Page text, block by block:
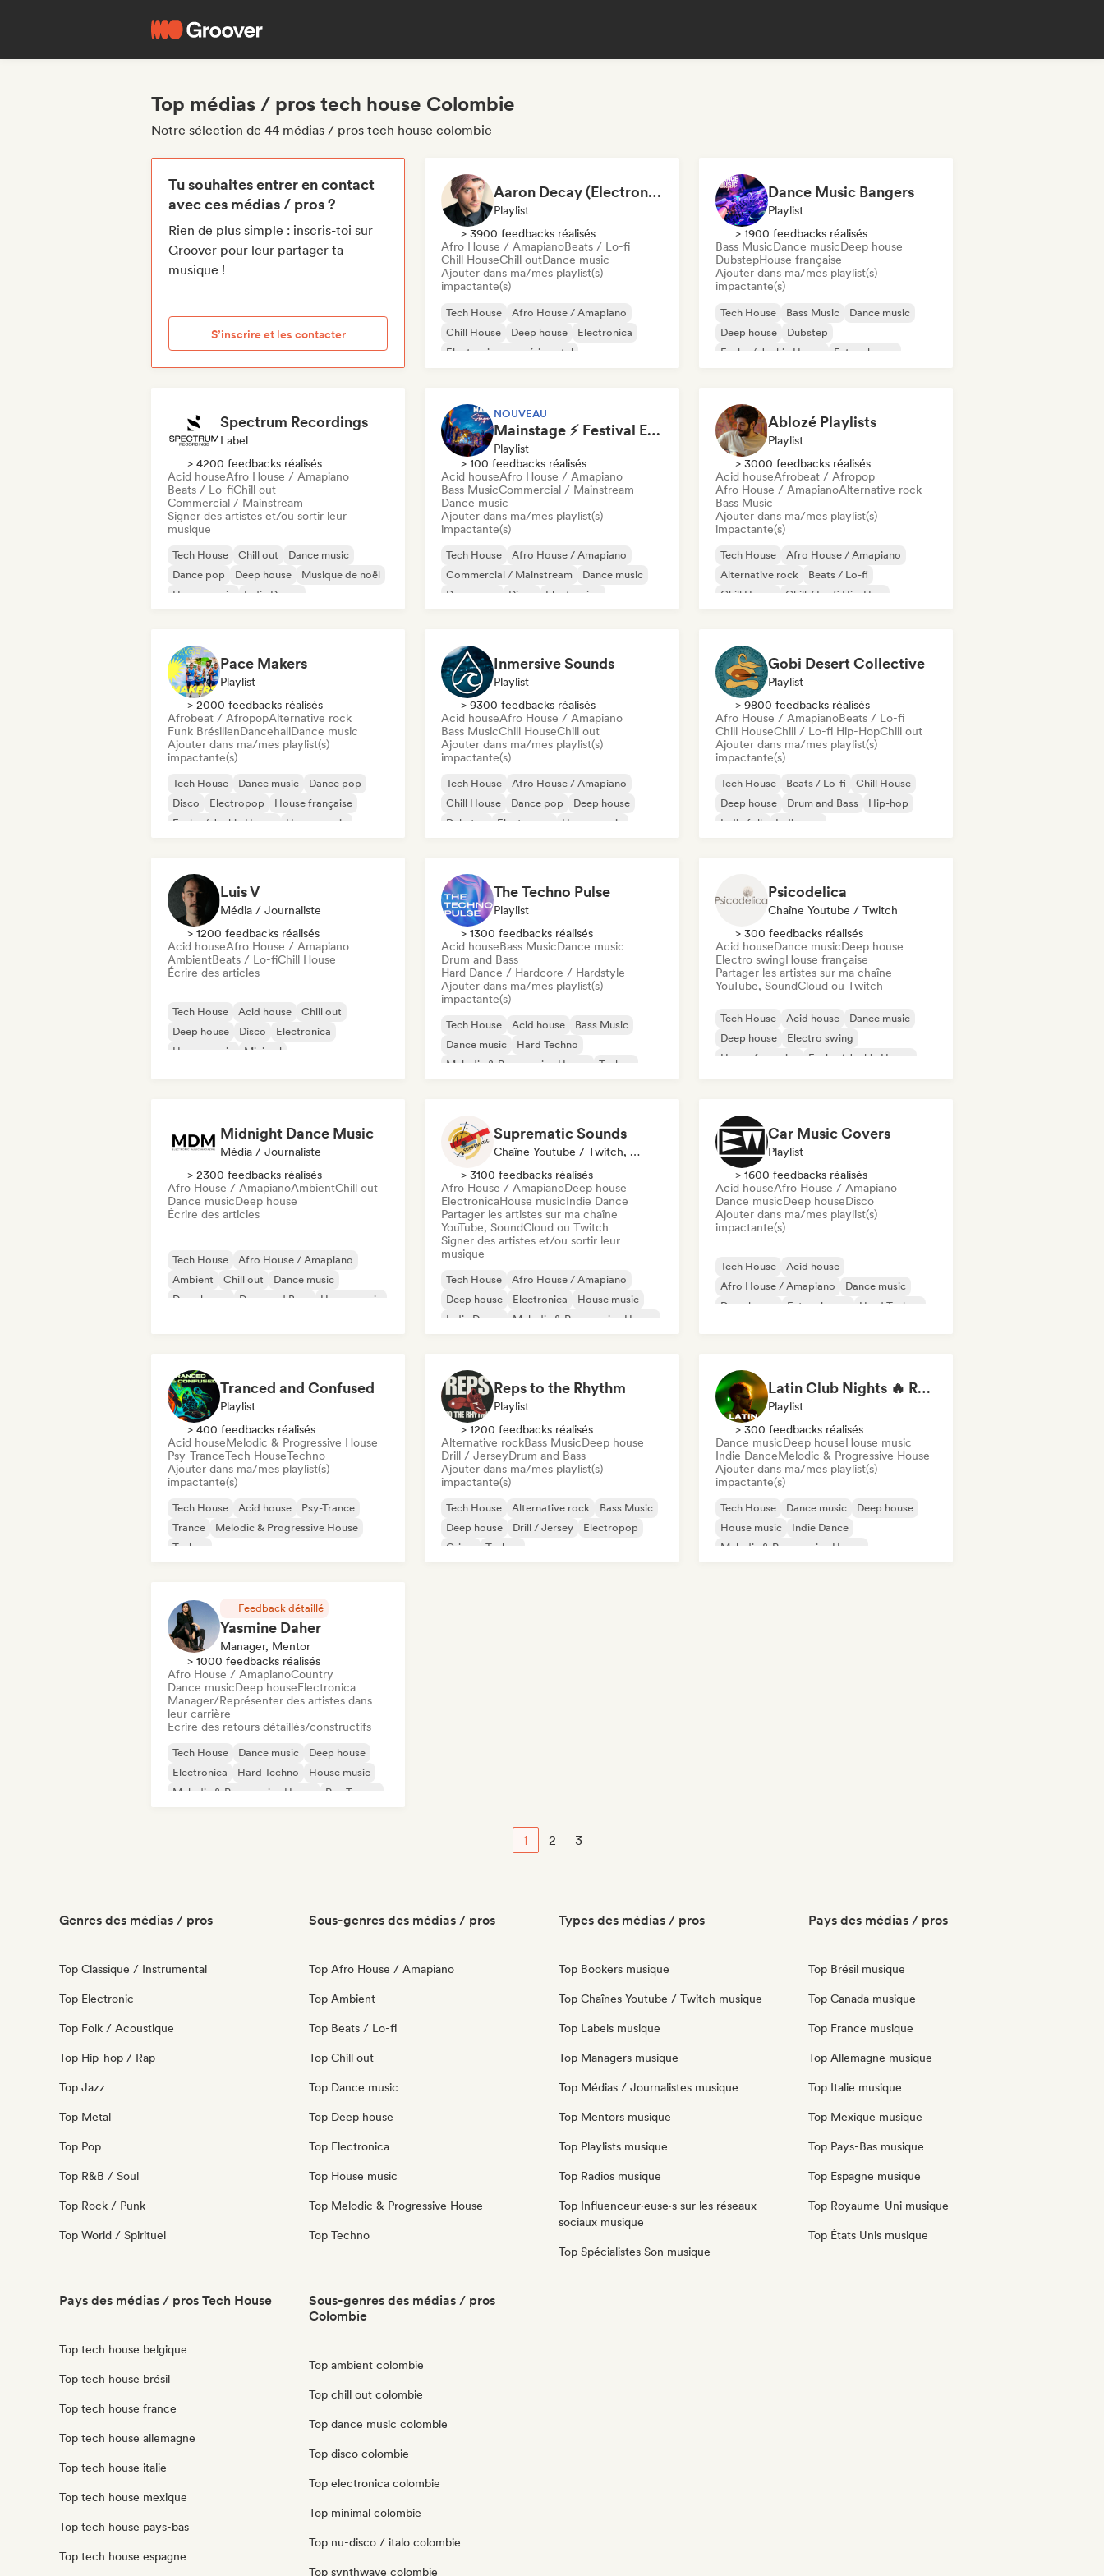
Top médias / pros tech house Colombie
Notre sélection de 44 médias / pros tech house colombie
Tu souhaites entrer en contact
avec ces médias / pros ?
Rien de plus simple : inscris-toi sur
Groover pour leur partager ta
musique !
S’inscrire et les contacter
Aaron Decay (Electronic Dream & Chill Electronic Dream playlists)
Playlist
> 3900 feedbacks réalisés
Afro House / AmapianoBeats / Lo-fi
Chill HouseChill outDance music
Ajouter dans ma/mes playlist(s)
impactante(s)
Tech House
Afro House / Amapiano
Chill House
Deep house
Electronica
Electronique expérimental
Dance Music Bangers
Playlist
> 1900 feedbacks réalisés
Bass MusicDance musicDeep house
DubstepHouse française
Ajouter dans ma/mes playlist(s)
impactante(s)
Tech House Bass Music
Dance music
Deep house
Dubstep
Funky / Jackin House
Future house
Spectrum Recordings
Label
> 4200 feedbacks réalisés
Acid houseAfro House / Amapiano
Beats / Lo-fiChill out
Commercial / Mainstream
Signer des artistes et/ou sortir leur
musique
Tech House Chill out
Dance music
Dance pop
Deep house
Musique de noël
House music
Indie Dance
NOUVEAU
Mainstage ⚡ Festival EDM, Big Room & House Anthems
Playlist
> 100 feedbacks réalisés
Acid houseAfro House / Amapiano
Bass MusicCommercial / Mainstream
Dance music
Ajouter dans ma/mes playlist(s)
impactante(s)
Tech House
Afro House / Amapiano
Commercial / Mainstream
Dance music
Dance pop
Disco
Electronica
Ablozé Playlists
Playlist
> 3000 feedbacks réalisés
Acid houseAfrobeat / Afropop
Afro House / AmapianoAlternative rock
Bass Music
Ajouter dans ma/mes playlist(s)
impactante(s)
Tech House
Afro House / Amapiano
Alternative rock
Beats / Lo-fi
Chill House
Chill / Lo-fi Hip-Hop
Pace Makers
Playlist
> 2000 feedbacks réalisés
Afrobeat / AfropopAlternative rock
Funk BrésilienDancehallDance music
Ajouter dans ma/mes playlist(s)
impactante(s)
Tech House Dance music
Dance pop
Disco
Electropop
House française
Funky / Jackin House
House music
Inmersive Sounds
Playlist
> 9300 feedbacks réalisés
Acid houseAfro House / Amapiano
Bass MusicChill HouseChill out
Ajouter dans ma/mes playlist(s)
impactante(s)
Tech House
Afro House / Amapiano
Chill House
Dance pop
Deep house
Dubstep
Electropop House music
Gobi Desert Collective
Playlist
> 9800 feedbacks réalisés
Afro House / AmapianoBeats / Lo-fi
Chill HouseChill / Lo-fi Hip-HopChill out
Ajouter dans ma/mes playlist(s)
impactante(s)
Tech House Beats / Lo-fi
Chill House
Deep house
Drum and Bass
Hip-hop
Indie folk
Indie pop
Luis V
Média / Journaliste
> 1200 feedbacks réalisés
Acid houseAfro House / Amapiano
AmbientBeats / Lo-fiChill House
Écrire des articles
Tech House Acid house
Chill out
Deep house
Disco
Electronica
House music
Minimal
The Techno Pulse
Playlist
> 1300 feedbacks réalisés
Acid houseBass MusicDance music
Drum and Bass
Hard Dance / Hardcore / Hardstyle
Ajouter dans ma/mes playlist(s)
impactante(s)
Tech House Acid house
Bass Music
Dance music
Hard Techno
Melodic & Progressive House
Techno
Psicodelica
Chaîne Youtube / Twitch
> 300 feedbacks réalisés
Acid houseDance musicDeep house
Electro swingHouse française
Partager les artistes sur ma chaîne
YouTube, SoundCloud ou Twitch
Tech House Acid house
Dance music
Deep house
Electro swing
House française
Funky / Jackin House
Midnight Dance Music
Média / Journaliste
> 2300 feedbacks réalisés
Afro House / AmapianoAmbientChill out
Dance musicDeep house
Écrire des articles
Tech House
Afro House / Amapiano
Ambient
Chill out
Dance music
Deep house
Drum and Bass House music
Suprematic Sounds
Chaîne Youtube / Twitch, Label
> 3100 feedbacks réalisés
Afro House / AmapianoDeep house
ElectronicaHouse musicIndie Dance
Partager les artistes sur ma chaîne
YouTube, SoundCloud ou Twitch
Signer des artistes et/ou sortir leur
musique
Tech House
Afro House / Amapiano
Deep house
Electronica
House music
Indie Dance
Melodic & Progressive House
Car Music Covers
Playlist
> 1600 feedbacks réalisés
Acid houseAfro House / Amapiano
Dance musicDeep houseDisco
Ajouter dans ma/mes playlist(s)
impactante(s)
Tech House
Acid house
Afro House / Amapiano
Dance music
Deep house
Future house
Hard Techno
Tranced and Confused
Playlist
> 400 feedbacks réalisés
Acid houseMelodic & Progressive House
Psy-TranceTech HouseTechno
Ajouter dans ma/mes playlist(s)
impactante(s)
Tech House Acid house
Psy-Trance
Trance
Melodic & Progressive House
Techno
Reps to the Rhythm
Playlist
> 1200 feedbacks réalisés
Alternative rockBass MusicDeep house
Drill / JerseyDrum and Bass
Ajouter dans ma/mes playlist(s)
impactante(s)
Tech House Alternative rock
Bass Music
Deep house
Drill / Jersey
Electropop
Grime
Techno
Latin Club Nights 🔥 Reggaeton, Dembow & Latin House
Playlist
> 300 feedbacks réalisés
Dance musicDeep houseHouse music
Indie DanceMelodic & Progressive House
Ajouter dans ma/mes playlist(s)
impactante(s)
Tech House Dance music
Deep house
House music
Indie Dance
Melodic & Progressive House
Feedback détaillé
Yasmine Daher
Manager, Mentor
> 1000 feedbacks réalisés
Afro House / AmapianoCountry
Dance musicDeep houseElectronica
Manager/Représenter des artistes dans
leur carrière
Ecrire des retours détaillés/constructifs
Tech House Dance music
Deep house
Electronica
Hard Techno
House music
Melodic & Progressive House
Psy-Trance
1 2 3
Genres des médias / pros
Top Classique / Instrumental
Top Electronic
Top Folk / Acoustique
Top Hip-hop / Rap
Top Jazz
Top Metal
Top Pop
Top R&B / Soul
Top Rock / Punk
Top World / Spirituel
Sous-genres des médias / pros
Top Afro House / Amapiano
Top Ambient
Top Beats / Lo-fi
Top Chill out
Top Dance music
Top Deep house
Top Electronica
Top House music
Top Melodic & Progressive House
Top Techno
Types des médias / pros
Top Bookers musique
Top Chaînes Youtube / Twitch musique
Top Labels musique
Top Managers musique
Top Médias / Journalistes musique
Top Mentors musique
Top Playlists musique
Top Radios musique
Top Influenceur·euse·s sur les réseaux
sociaux musique
Top Spécialistes Son musique
Pays des médias / pros
Top Brésil musique
Top Canada musique
Top France musique
Top Allemagne musique
Top Italie musique
Top Mexique musique
Top Pays-Bas musique
Top Espagne musique
Top Royaume-Uni musique
Top États Unis musique
Pays des médias / pros Tech House
Top tech house belgique
Top tech house brésil
Top tech house france
Top tech house allemagne
Top tech house italie
Top tech house mexique
Top tech house pays-bas
Top tech house espagne
Sous-genres des médias / pros
Colombie
Top ambient colombie
Top chill out colombie
Top dance music colombie
Top disco colombie
Top electronica colombie
Top minimal colombie
Top nu-disco / italo colombie
Top synthwave colombie